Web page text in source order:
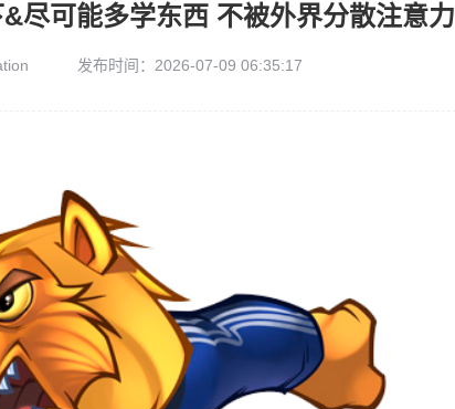
尽可能多学东西 不被外界分散注意力
发布时间：2026-07-09 06:35:17